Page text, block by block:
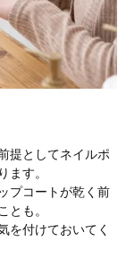
提としてネイルポ
ます。
プコートが乾く前
とも。
を付けておいてく